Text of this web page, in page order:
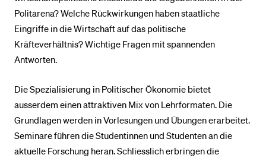
Politarena? Welche Rückwirkungen haben staatliche
Eingriffe in die Wirtschaft auf das politische
Kräfteverhältnis? Wichtige Fragen mit spannenden
Antworten.
Die Spezialisierung in Politischer Ökonomie bietet
ausserdem einen attraktiven Mix von Lehrformaten. Die
Grundlagen werden in Vorlesungen und Übungen erarbeitet.
Seminare führen die Studentinnen und Studenten an die
aktuelle Forschung heran. Schliesslich erbringen die